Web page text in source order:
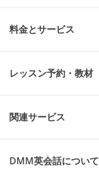
料金とサービス
レッスン予約・教材
関連サービス
DMM英会話について